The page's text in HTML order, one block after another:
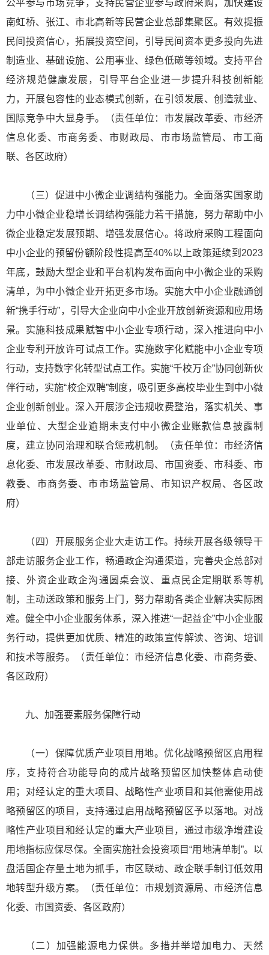
公平参与市场竞争，支持民营企业参与政府采购，加快建设
南虹桥、张江、市北高新等民营企业总部集聚区。有效提振
民间投资信心，拓展投资空间，引导民间资本更多投向先进
制造业、基础设施、公用事业、绿色低碳等领域。支持平台
经济规范健康发展，引导平台企业进一步提升科技创新能
力，开展包容性的业态模式创新，在引领发展、创造就业、
国际竞争中大显身手。（责任单位：市发展改革委、市经济
信息化委、市商务委、市财政局、市市场监管局、市工商
联、各区政府）
（三）促进中小微企业调结构强能力。全面落实国家助
力中小微企业稳增长调结构强能力若干措施，努力帮助中小
微企业稳定发展预期、增强发展信心。将政府采购工程面向
中小企业的预留份额阶段性提高至40%以上政策延续到2023
年底，鼓励大型企业和平台机构发布面向中小微企业的采购
清单，为中小微企业开拓更多市场。实施大中小企业融通创
新“携手行动”，引导大企业向中小企业开放创新资源和应用场
景。实施科技成果赋智中小企业专项行动，深入推进向中小
企业专利开放许可试点工作。实施数字化赋能中小企业专项
行动，支持数字化转型试点工作。实施“千校万企”协同创新伙
伴行动，实施“校企双聘”制度，吸引更多高校毕业生到中小微
企业创新创业。深入开展涉企违规收费整治，落实机关、事
业单位、大型企业逾期未支付中小微企业账款信息披露制
度，建立协同治理和联合惩戒机制。（责任单位：市经济信
息化委、市发展改革委、市财政局、市国资委、市科委、市
教委、市商务委、市市场监管局、市知识产权局、各区政
府）
（四）开展服务企业大走访工作。持续开展各级领导干
部走访服务企业工作，畅通政企沟通渠道，完善央企总部对
接、外资企业政企沟通圆桌会议、重点民企定期联系等机
制，主动送政策和服务上门，努力帮助各类企业解决实际困
难。健全中小企业服务体系，深入推进“一起益企”中小企业服
务行动，提供更加优质、精准的政策宣传解读、咨询、培训
和技术等服务。（责任单位：市经济信息化委、市商务委、
各区政府）
九、加强要素服务保障行动
（一）保障优质产业项目用地。优化战略预留区启用程
序，支持符合功能导向的成片战略预留区加快整体启动使
用；对经认定的重大项目、战略性产业项目和其他需使用战
略预留区的项目，支持通过启用战略预留区予以落地。对战
略性产业项目和经认定的重大产业项目，通过市级净增建设
用地指标应保尽保。全面实施社会投资项目“用地清单制”。以
盘活国企存量土地为抓手，市区联动、政企联手制订低效用
地转型升级方案。（责任单位：市规划资源局、市经济信息
化委、市国资委、各区政府）
（二）加强能源电力保供。多措并举增加电力、天然